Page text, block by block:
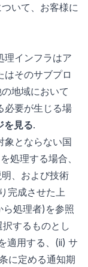
いて、お客様に
理インフラはア
はそのサブプロ
地域において
必要が生じる場
を見る.
象とならない国
処理する場合、
、および技術
完成させた上
処理者)を参照
するものとし
適用する、(ii) サ
に定める通知期